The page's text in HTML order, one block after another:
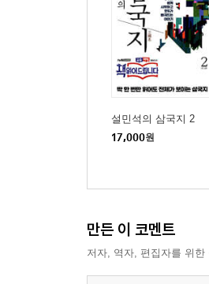
설민석의 삼국지 2
17,000원
만든 이 코멘트
저자, 역자, 편집자를 위